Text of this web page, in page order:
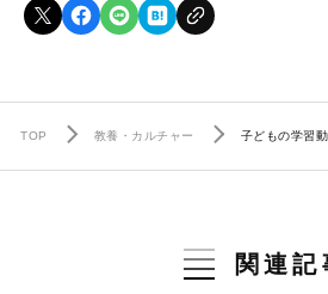
TOP 教養・カルチャー 子どもの学習
関連記